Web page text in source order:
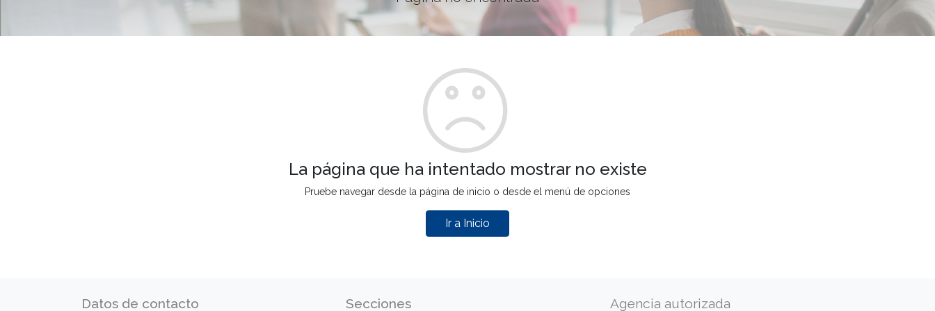
La página que ha intentado mostrar no existe
Pruebe navegar desde la página de inicio o desde el menú de opciones
Ir a Inicio
Datos de contacto Secciones Agencia autorizada